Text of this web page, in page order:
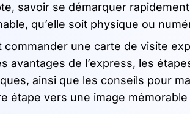
savoir se démarquer
qu’elle soit physique ou
une carte de visite
avantages de l’express, les
ainsi que les conseils pour
étape vers une image mémorable